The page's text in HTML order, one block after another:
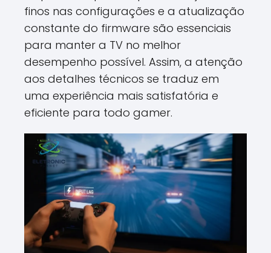
finos nas configurações e a atualização
constante do firmware são essenciais
para manter a TV no melhor
desempenho possível. Assim, a atenção
aos detalhes técnicos se traduz em
uma experiência mais satisfatória e
eficiente para todo gamer.